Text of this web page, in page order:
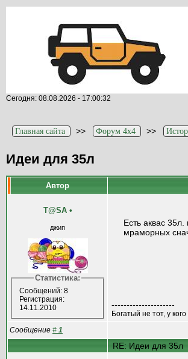
Сегодня: 08.08.2026 - 17:00:32
Главная сайта >> Форум 4x4 >>
Идеи для 35л
Автор
T@SA •
джип
Статистика:
Сообщений: 8
Регистрация:
14.11.2010
Есть аквас
мраморных
---------------------
Богатый не тот, у
Сообщение # 1
RE: Идеи для 35л